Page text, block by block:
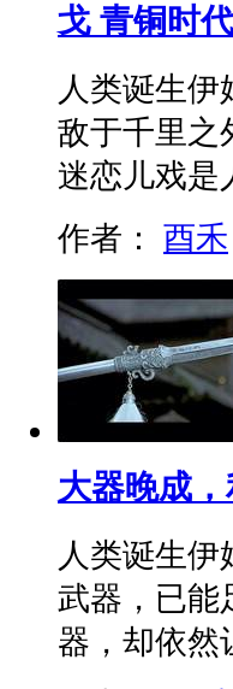
戈 青铜时
人类诞生
敌于千里之
迷恋儿戏
作者： 酉禾
大器晚成
人类诞生
武器，已能
器，却依